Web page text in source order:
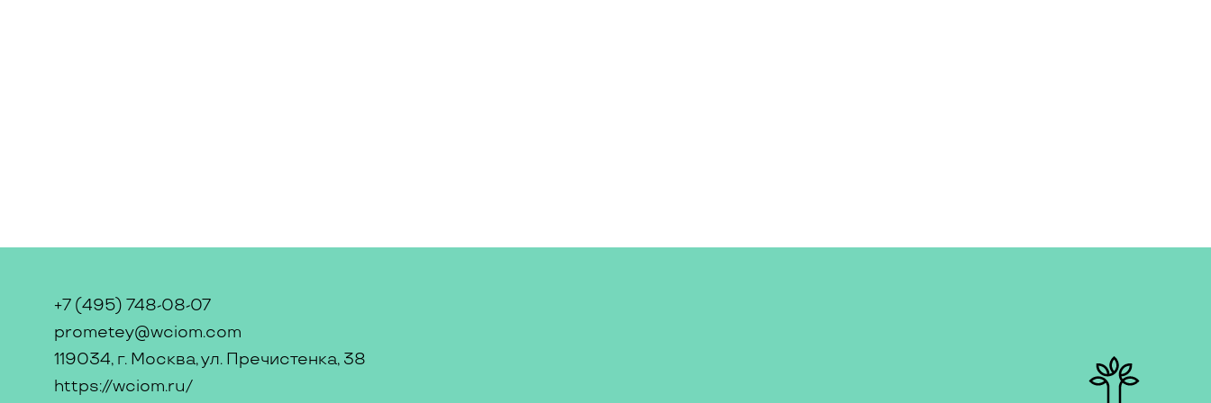
+7 (495) 748-08-07
prometey@wciom.com
119034, г. Москва, ул. Пречистенка, 38
https://wciom.ru/